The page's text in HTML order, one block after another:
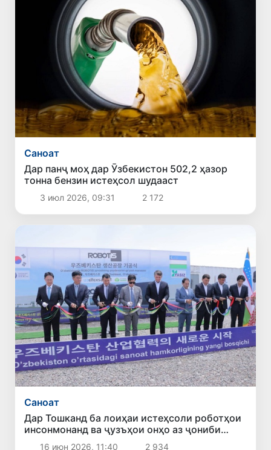
Саноат
Дар панҷ моҳ дар Ӯзбекистон 502,2 ҳазор
тонна бензин истеҳсол шудааст
3 июл 2026, 09:31 2 172
Саноат
Дар Тошканд ба лоиҳаи истеҳсоли роботҳои
инсонмонанд ва ҷузъҳои онҳо аз ҷониби
ширкати ROBOTIS оғоз ёфт
16 июн 2026, 11:40 2 934